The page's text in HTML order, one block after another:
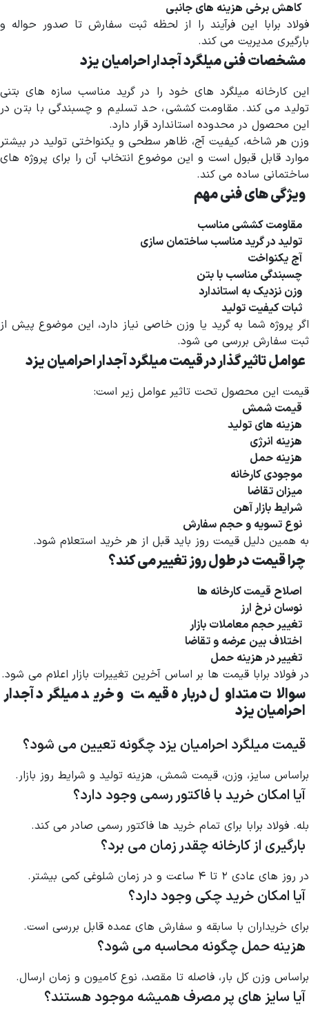
کاهش برخی هزینه های جانبی
فولاد برابا این فرآیند را از لحظه ثبت سفارش تا صدور حواله و
بارگیری مدیریت می کند.
مشخصات فنی میلگرد آجدار احرامیان یزد
این کارخانه میلگرد های خود را در گرید مناسب سازه های بتنی
تولید می کند. مقاومت کششی، حد تسلیم و چسبندگی با بتن در
این محصول در محدوده استاندارد قرار دارد.
وزن هر شاخه، کیفیت آج، ظاهر سطحی و یکنواختی تولید در بیشتر
موارد قابل قبول است و این موضوع انتخاب آن را برای پروژه های
ساختمانی ساده می کند.
ویژگی های فنی مهم
مقاومت کششی مناسب
تولید در گرید مناسب ساختمان سازی
آج یکنواخت
چسبندگی مناسب با بتن
وزن نزدیک به استاندارد
ثبات کیفیت تولید
اگر پروژه شما به گرید یا وزن خاصی نیاز دارد، این موضوع پیش از
ثبت سفارش بررسی می شود.
عوامل تاثیر گذار در قیمت میلگرد آجدار احرامیان یزد
قیمت این محصول تحت تاثیر عوامل زیر است:
قیمت شمش
هزینه های تولید
هزینه انرژی
هزینه حمل
موجودی کارخانه
میزان تقاضا
شرایط بازار آهن
نوع تسویه و حجم سفارش
به همین دلیل قیمت روز باید قبل از هر خرید استعلام شود.
چرا قیمت در طول روز تغییر می کند؟
اصلاح قیمت کارخانه ها
نوسان نرخ ارز
تغییر حجم معاملات بازار
اختلاف بین عرضه و تقاضا
تغییر در هزینه حمل
در فولاد برابا قیمت ها بر اساس آخرین تغییرات بازار اعلام می شود.
سوالات متداول درباره قیمت و خرید میلگرد آجدار
احرامیان یزد
قیمت میلگرد احرامیان یزد چگونه تعیین می شود؟
براساس سایز، وزن، قیمت شمش، هزینه تولید و شرایط روز بازار.
آیا امکان خرید با فاکتور رسمی وجود دارد؟
بله. فولاد برابا برای تمام خرید ها فاکتور رسمی صادر می کند.
بارگیری از کارخانه چقدر زمان می برد؟
در روز های عادی ۲ تا ۴ ساعت و در زمان شلوغی کمی بیشتر.
آیا امکان خرید چکی وجود دارد؟
برای خریداران با سابقه و سفارش های عمده قابل بررسی است.
هزینه حمل چگونه محاسبه می شود؟
براساس وزن کل بار، فاصله تا مقصد، نوع کامیون و زمان ارسال.
آیا سایز های پر مصرف همیشه موجود هستند؟